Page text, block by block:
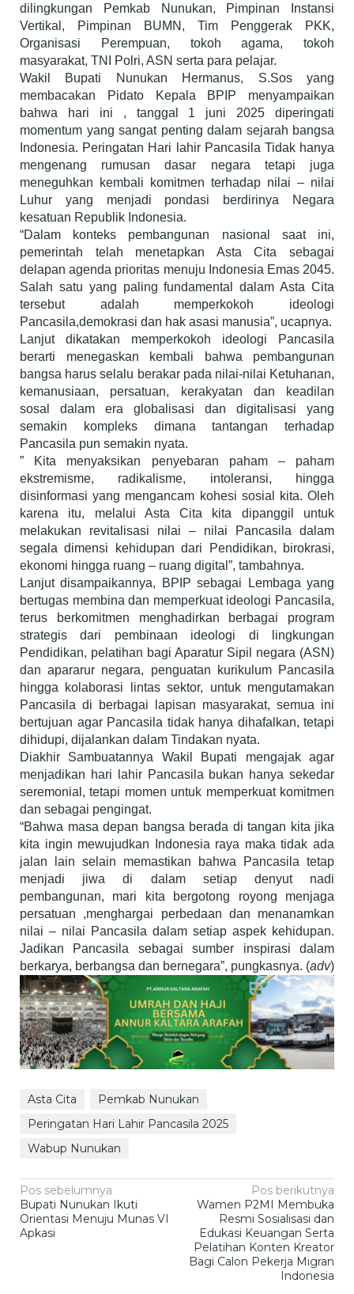
dilingkungan Pemkab Nunukan, Pimpinan Instansi
Vertikal, Pimpinan BUMN, Tim Penggerak PKK,
Organisasi Perempuan, tokoh agama, tokoh
masyarakat, TNI Polri, ASN serta para pelajar.
Wakil Bupati Nunukan Hermanus, S.Sos yang
membacakan Pidato Kepala BPIP menyampaikan
bahwa hari ini , tanggal 1 juni 2025 diperingati
momentum yang sangat penting dalam sejarah bangsa
Indonesia. Peringatan Hari lahir Pancasila Tidak hanya
mengenang rumusan dasar negara tetapi juga
meneguhkan kembali komitmen terhadap nilai – nilai
Luhur yang menjadi pondasi berdirinya Negara
kesatuan Republik Indonesia.
“Dalam konteks pembangunan nasional saat ini,
pemerintah telah menetapkan Asta Cita sebagai
delapan agenda prioritas menuju Indonesia Emas 2045.
Salah satu yang paling fundamental dalam Asta Cita
tersebut adalah memperkokoh ideologi
Pancasila,demokrasi dan hak asasi manusia”, ucapnya.
Lanjut dikatakan memperkokoh ideologi Pancasila
berarti menegaskan kembali bahwa pembangunan
bangsa harus selalu berakar pada nilai-nilai Ketuhanan,
kemanusiaan, persatuan, kerakyatan dan keadilan
sosal dalam era globalisasi dan digitalisasi yang
semakin kompleks dimana tantangan terhadap
Pancasila pun semakin nyata.
” Kita menyaksikan penyebaran paham – paham
ekstremisme, radikalisme, intoleransi, hingga
disinformasi yang mengancam kohesi sosial kita. Oleh
karena itu, melalui Asta Cita kita dipanggil untuk
melakukan revitalisasi nilai – nilai Pancasila dalam
segala dimensi kehidupan dari Pendidikan, birokrasi,
ekonomi hingga ruang – ruang digital”, tambahnya.
Lanjut disampaikannya, BPIP sebagai Lembaga yang
bertugas membina dan memperkuat ideologi Pancasila,
terus berkomitmen menghadirkan berbagai program
strategis dari pembinaan ideologi di lingkungan
Pendidikan, pelatihan bagi Aparatur Sipil negara (ASN)
dan apararur negara, penguatan kurikulum Pancasila
hingga kolaborasi lintas sektor, untuk mengutamakan
Pancasila di berbagai lapisan masyarakat, semua ini
bertujuan agar Pancasila tidak hanya dihafalkan, tetapi
dihidupi, dijalankan dalam Tindakan nyata.
Diakhir Sambuatannya Wakil Bupati mengajak agar
menjadikan hari lahir Pancasila bukan hanya sekedar
seremonial, tetapi momen untuk memperkuat komitmen
dan sebagai pengingat.
“Bahwa masa depan bangsa berada di tangan kita jika
kita ingin mewujudkan Indonesia raya maka tidak ada
jalan lain selain memastikan bahwa Pancasila tetap
menjadi jiwa di dalam setiap denyut nadi
pembangunan, mari kita bergotong royong menjaga
persatuan ,menghargai perbedaan dan menanamkan
nilai – nilai Pancasila dalam setiap aspek kehidupan.
Jadikan Pancasila sebagai sumber inspirasi dalam
berkarya, berbangsa dan bernegara”, pungkasnya. (adv)
Asta Cita
Pemkab Nunukan
Peringatan Hari Lahir Pancasila 2025
Wabup Nunukan
Navigasi
pos
Pos sebelumnya
Bupati Nunukan Ikuti
Orientasi Menuju Munas VI
Apkasi
Pos berikutnya
Wamen P2MI Membuka
Resmi Sosialisasi dan
Edukasi Keuangan Serta
Pelatihan Konten Kreator
Bagi Calon Pekerja Migran
Indonesia